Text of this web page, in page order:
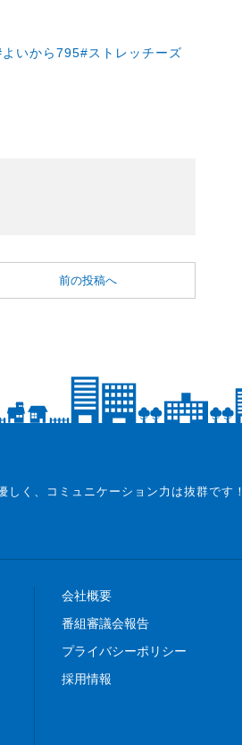
よいから795#ストレッチーズ
前の投稿へ
く、コミュニケーション力は抜群です！
会社概要
番組審議会報告
プライバシーポリシー
採用情報